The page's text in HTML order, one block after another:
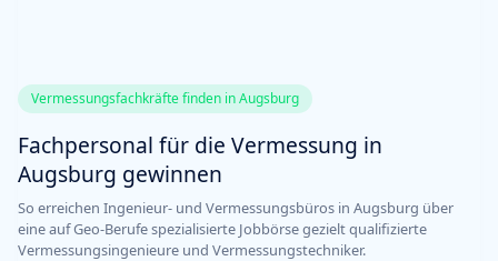
Vermessungsfachkräfte finden in Augsburg
Fachpersonal für die Vermessung in
Augsburg gewinnen
So erreichen Ingenieur- und Vermessungsbüros in Augsburg über
eine auf Geo-Berufe spezialisierte Jobbörse gezielt qualifizierte
Vermessungsingenieure und Vermessungstechniker.